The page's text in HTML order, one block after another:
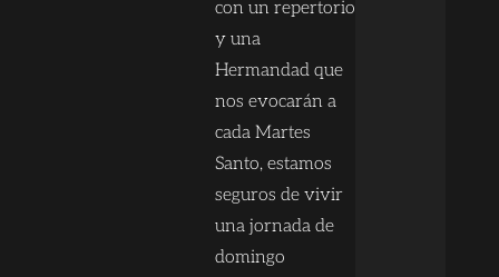
con un repertorio
y una
Hermandad que
nos evocarán a
cada Martes
Santo, estamos
seguros de vivir
una jornada de
domingo